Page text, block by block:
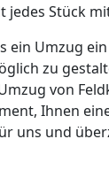
jedes Stück
ein Umzug
zu
von
Ihnen
uns und